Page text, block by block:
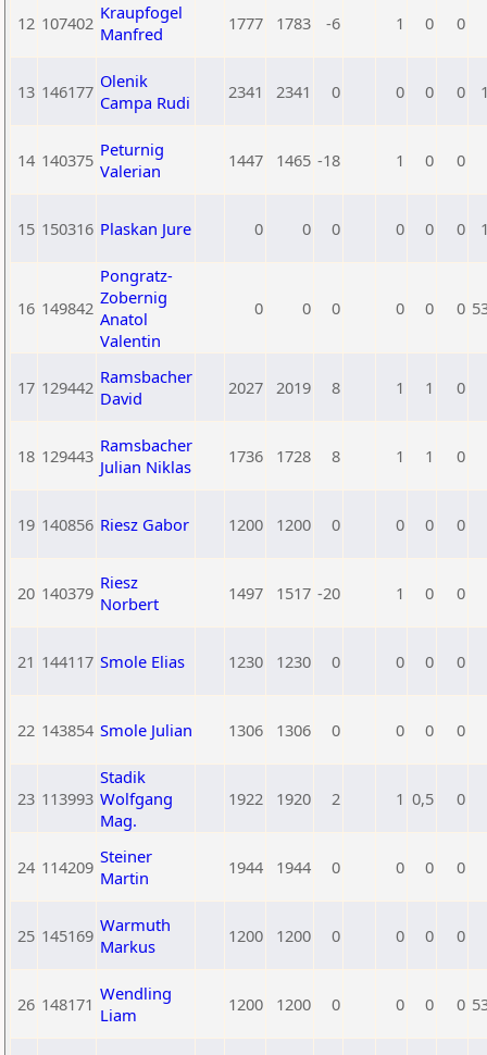
12 107402 Kraupfogel
Manfred
1777 1783 -6 1 0 0
13 146177 Olenik
Campa Rudi
2341 2341 0 0 0 0
14 140375 Peturnig
Valerian
1447 1465 -18 1 0 0
15 150316 Plaskan Jure 0 0 0 0 0 0
16 149842
Pongratz-
Zobernig
Anatol
Valentin
0 0 0 0 0 0
17 129442 Ramsbacher
David
2027 2019 8 1 1 0
18 129443 Ramsbacher
Julian Niklas
1736 1728 8 1 1 0
19 140856 Riesz Gabor 1200 1200 0 0 0 0
20 140379 Riesz
Norbert
1497 1517 -20 1 0 0
21 144117 Smole Elias 1230 1230 0 0 0 0
22 143854 Smole Julian 1306 1306 0 0 0 0
23 113993
Stadik
Wolfgang
Mag.
1922 1920 2 1 0,5 0
24 114209 Steiner
Martin
1944 1944 0 0 0 0
25 145169 Warmuth
Markus
1200 1200 0 0 0 0
26 148171 Wendling
Liam
1200 1200 0 0 0 0